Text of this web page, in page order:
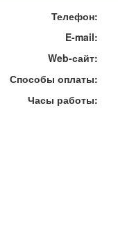
Телефон:
E-mail:
Web-сайт:
Способы оплаты:
Часы работы: